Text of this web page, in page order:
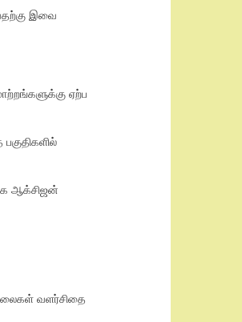
இவை
ஏற்ப
ஆக்சிஜன்
வளர்சிதை